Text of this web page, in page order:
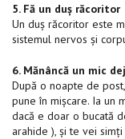
5. Fă un duș răcoritor
Un duș răcoritor este
sistemul nervos și
6. Mănâncă un mic
După o noapte de
pune în mișcare. Ia un
dacă e doar o bucată
arahide ), și te vei